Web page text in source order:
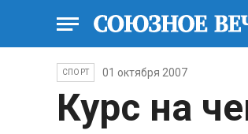
СПОРТ 01 октября 2007
Курс на